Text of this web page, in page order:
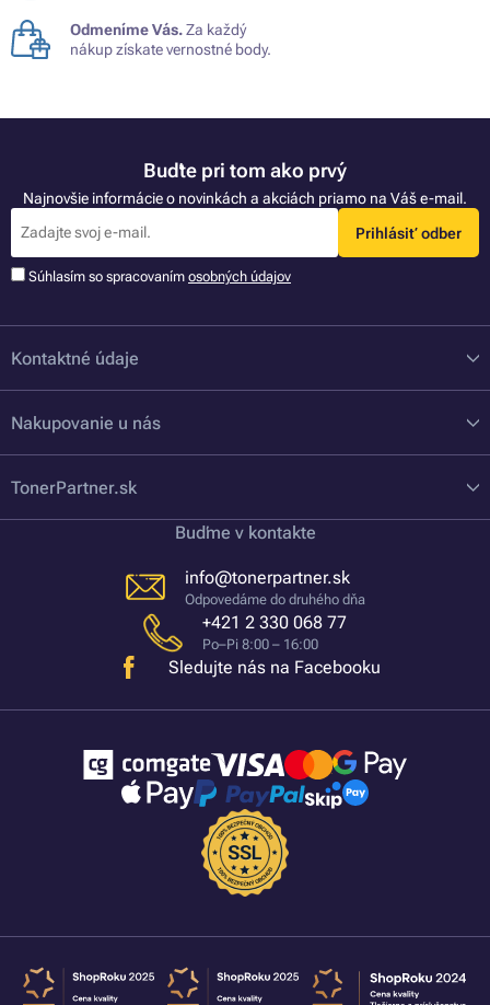
Odmeníme Vás.Za každý
nákup získate vernostné body.
Buďte pri tom ako prvý
Najnovšie informácie o novinkách a akciách priamo na Váš e-mail.
Prihlásiť odber
Súhlasím so spracovaním osobných údajov
Kontaktné údaje
Nakupovanie u nás
TonerPartner.sk
Buďme v kontakte
info@tonerpartner.sk
Odpovedáme do druhého dňa
+421 2 330 068 77
Po–Pi 8:00 – 16:00
Sledujte nás na Facebooku